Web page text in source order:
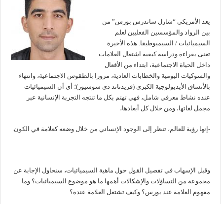
يعد الأمريكي “شارل ساندرس بورس” من
بين الرواد والمؤسسين الفعليين لعلم
السيميائيات / السيميوطيقا. هذه الأخيرة
تعنى بقراءة ودراسة كيفية اشتغال العلامات
داخل الحياة الاجتماعية، ابتداء من الأفعال
والسوكيات اليومية والخطابات العادية، مرورا بالطقوس الاجتماعية، وانتهاء
بالأنساق الأيديولوجية الكبرى (فريدناند دي سوسيور)؛ أي أن السيميائيات
عنده نشاط معرفي شامل، فهي تهتم بكل ما تنتجه التجربة الإنسانية عبر
مجمل لغاتها، ومن خلال كل أبعادها،
-إنها رؤية للعالم، تنظر إلى الوجود الإنساني من خلال وضعه كعلامة في الكون.
وقبل الإسهاب في تفصيل القول حول ماهية السيميائيات، سنحاول الإجابة عن
مجموعة من التساؤلات والإشكالات أهمها ما هو موضوع السيميائيات؟ وما
مفهوم العلامة عند بورس؟ وكيف تشتغل العلامة عنده؟